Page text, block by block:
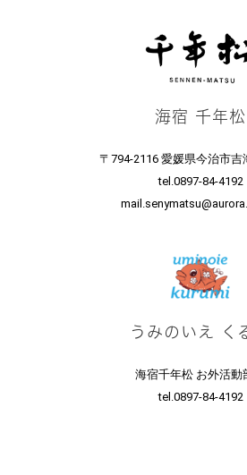
海宿 千年松
〒794-2116 愛媛県今治市吉
tel.0897-84-4192
うみのいえ く
海宿千年松 お外活動
tel.0897-84-4192